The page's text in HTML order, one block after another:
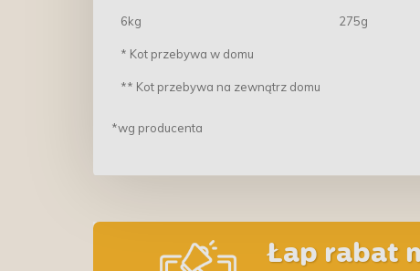
6kg 275g
* Kot przebywa w domu
** Kot przebywa na zewnątrz domu
*wg producenta
Łap rabat